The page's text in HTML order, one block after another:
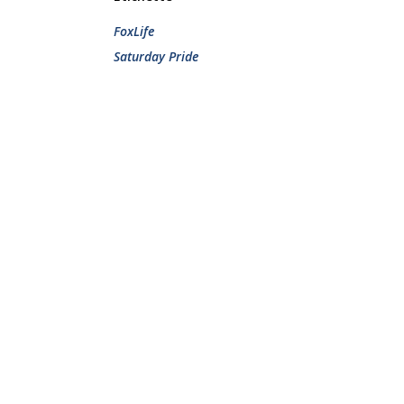
FoxLife
Saturday Pride